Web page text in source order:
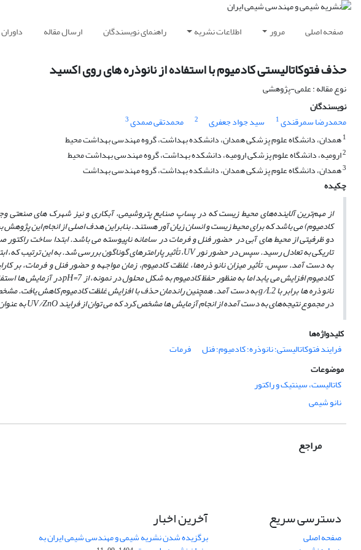
صفحه اصلی مرور اطلاعات نشریه راهنمای نویسندگان ارسال مقاله داوران
حذف فتوکاتالیستی کادمیوم با استفاده از نانوذره های روی اکسید
نوع مقاله : علمی-پژوهشی
نویسندگان
محمدرضا سمرقندی1 سید جواد جعفری 2 محمدتقی صمدی3
1همدان، دانشگاه علوم پزشکی همدان، دانشکده بهداشت، گروه مهندسی بهداشت محیط
2ارومیه، دانشگاه علوم پزشکی ارومیه، دانشکده بهداشت، گروه مهندسی بهداشت محیط
3همدان، دانشگاه علوم پزشکی همدان، دانشکده بهداشت، گروه مهندسی بهداشت
چکیده
از مهم‌ترین آلاینده‌های محیط زیست که در پساپ صنایع پتروشیمی، آبکاری و نیز شهرک‌ های صنعتی
کادمیوم) می‌ باشد که برای محیط زیست و انسان زیان‌ آور هستند. بنابراین هدف اصلی از انجام این پژوهش
تاریکی به تعادل رسید. سپس در حضور نورUV، تأثیر پارامتر‌های گوناگون بررسی شد. به این ترتیب که،
به دست آمد. سپس، تأثیر میزان نانو ذره‌ها، غلظت کادمیوم، زمان مواجهه و حضور فنل و فرمات، بر
کادمیوم افزایش می‌ یابد اما به منظور حفظ کادمیوم به شکل محلول در نمونه، از 7= pHدر آزمایش ‌ها
نانو ذره ‌ها برابر با g/L2 به دست آمد. همچنین راندمان حذف با افزایش غلظت کادمیوم کاهش یافت. مشخص شد که حضور فنل و فرمات سبب افزایش کارایی حذف کادمیوم می ‌شود.
در مجموع نتیجه‌های به دست آمده از انجام آزمایش ‌ها مشخص کرد که می ‌توان از فرایندUV/ZnOبه
کلیدواژه‌ها
فرایند فتوکاتالیستی؛ نانوذره؛ کادمیوم؛ فنل
فرمات
موضوعات
کاتالیست، سینتیک و راکتور
نانو شیمی
مراجع
دسترسی سریع
صفحه اصلی
آخرین اخبار
برگزیده شدن نشریه شیمی و مهندسی شیمی ایران به